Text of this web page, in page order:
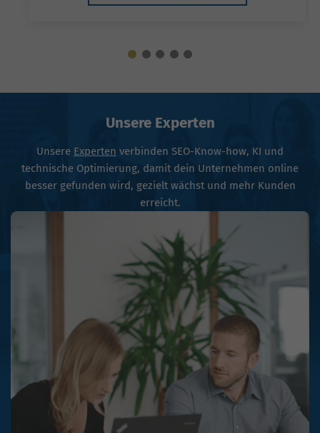
Unsere Experten
Unsere Experten verbinden SEO-Know-how, KI und
technische Optimierung, damit dein Unternehmen online
besser gefunden wird, gezielt wächst und mehr Kunden
erreicht.